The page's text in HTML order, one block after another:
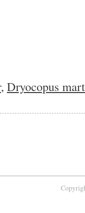
, Dryocopus